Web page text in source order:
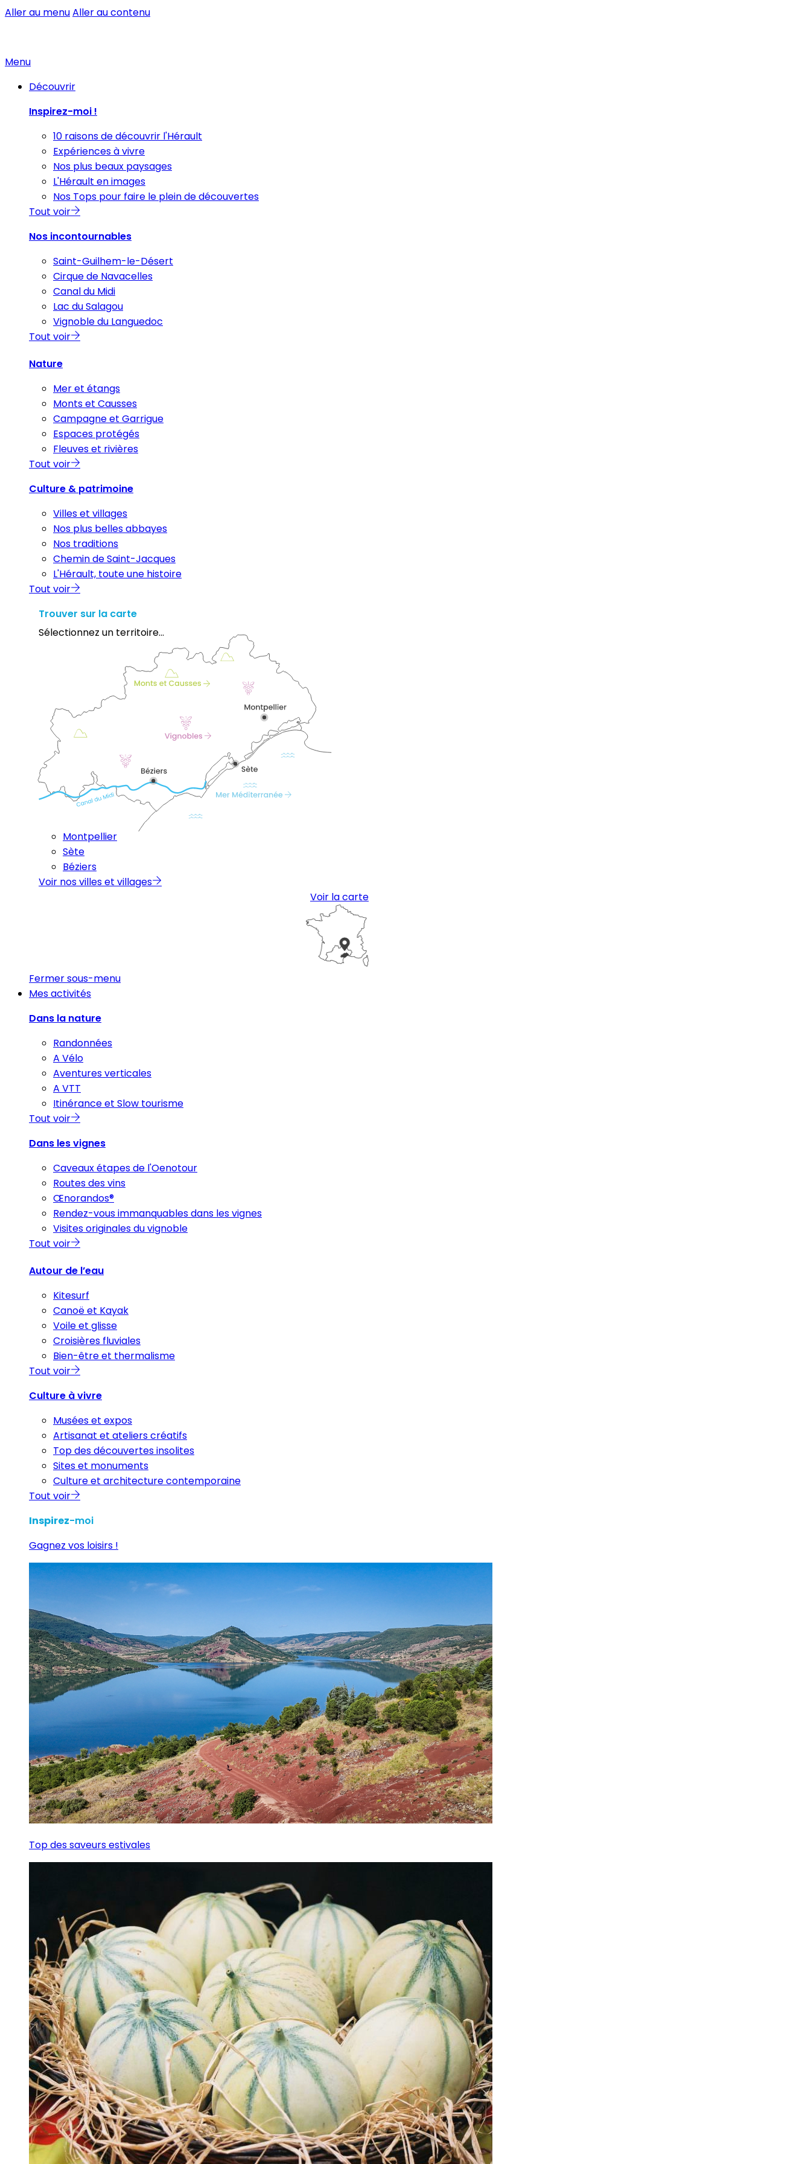
Aller au menuAller au contenu
Menu
Découvrir
Inspirez-moi !
10 raisons de découvrir l'Hérault
Expériences à vivre
Nos plus beaux paysages
L'Hérault en images
Nos Tops pour faire le plein de découvertes
Tout voir
Nos incontournables
Saint-Guilhem-le-Désert
Cirque de Navacelles
Canal du Midi
Lac du Salagou
Vignoble du Languedoc
Tout voir
Nature
Mer et étangs
Monts et Causses
Campagne et Garrigue
Espaces protégés
Fleuves et rivières
Tout voir
Culture & patrimoine
Villes et villages
Nos plus belles abbayes
Nos traditions
Chemin de Saint-Jacques
L'Hérault, toute une histoire
Tout voir
Trouver sur la carte
Sélectionnez un territoire...
Montpellier
Sète
Béziers
Voir nos villes et villages
Voir la carte
Fermer sous-menu
Mes activités
Dans la nature
Randonnées
A Vélo
Aventures verticales
A VTT
Itinérance et Slow tourisme
Tout voir
Dans les vignes
Caveaux étapes de l'Oenotour
Routes des vins
Œnorandos®
Rendez-vous immanquables dans les vignes
Visites originales du vignoble
Tout voir
Autour de l’eau
Kitesurf
Canoë et Kayak
Voile et glisse
Croisières fluviales
Bien-être et thermalisme
Tout voir
Culture à vivre
Musées et expos
Artisanat et ateliers créatifs
Top des découvertes insolites
Sites et monuments
Culture et architecture contemporaine
Tout voir
Inspirez-moi
Gagnez vos loisirs !
Top des saveurs estivales